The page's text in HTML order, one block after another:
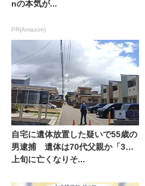
nの本気が...
PR(Amazon)
自宅に遺体放置した疑いで55歳の
男逮捕 遺体は70代父親か「3月
上旬に亡くなりそ...